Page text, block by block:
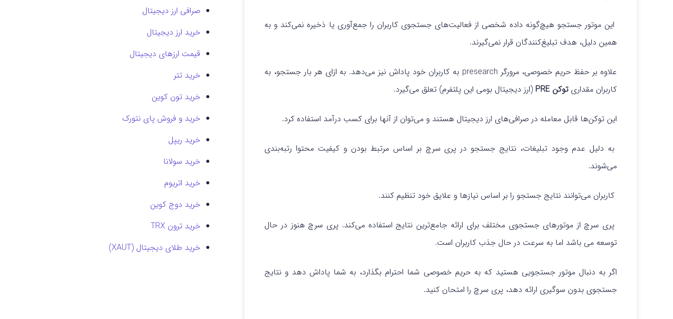
این موتور جستجو هیچ‌گونه داده‌ شخصی از فعالیت‌های جستجوی کاربران را جمع‌آوری یا ذخیره نمی‌کند و به
همین دلیل، هدف تبلیغ‌کنندگان قرار نمی‌گیرند.
علاوه بر حفظ حریم خصوصی، مرورگر presearch به کاربران خود پاداش نیز می‌دهد. به ازای هر بار جستجو، به
کاربران مقداری توکن PRE (ارز دیجیتال بومی این پلتفرم) تعلق می‌گیرد.
این توکن‌ها قابل معامله در صرافی‌های ارز دیجیتال هستند و می‌توان از آنها برای کسب درآمد استفاده کرد.
به دلیل عدم وجود تبلیغات، نتایج جستجو در پری سرچ بر اساس مرتبط بودن و کیفیت محتوا رتبه‌بندی
می‌شوند.
کاربران می‌توانند نتایج جستجو را بر اساس نیازها و علایق خود تنظیم کنند.
پری سرچ از موتورهای جستجوی مختلف برای ارائه جامع‌ترین نتایج استفاده می‌کند. پری سرچ هنوز در حال
توسعه می باشد اما به سرعت در حال جذب کاربران است.
اگر به دنبال موتور جستجویی هستید که به حریم خصوصی شما احترام بگذارد، به شما پاداش دهد و نتایج
جستجوی بدون سوگیری ارائه دهد، پری سرچ را امتحان کنید.
صرافی ارز دیجیتال
خرید ارز دیجیتال
قیمت ارزهای دیجیتال
خرید تتر
خرید تون کوین
خرید و فروش پای نتورک
خرید ریپل
خرید سولانا
خرید اتریوم
خرید دوج کوین
خرید ترون TRX
خرید طلای دیجیتال (XAUT)